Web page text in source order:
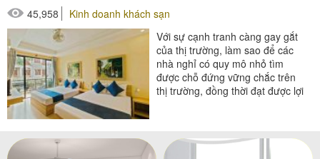
45,958
Kinh doanh khách sạn
Với sự cạnh tranh càng gay gắt
của thị trường, làm sao để các
nhà nghỉ có quy mô nhỏ tìm
được chỗ đứng vững chắc trên
thị trường, đồng thời đạt được lợi
#thiết bị buồng phòng